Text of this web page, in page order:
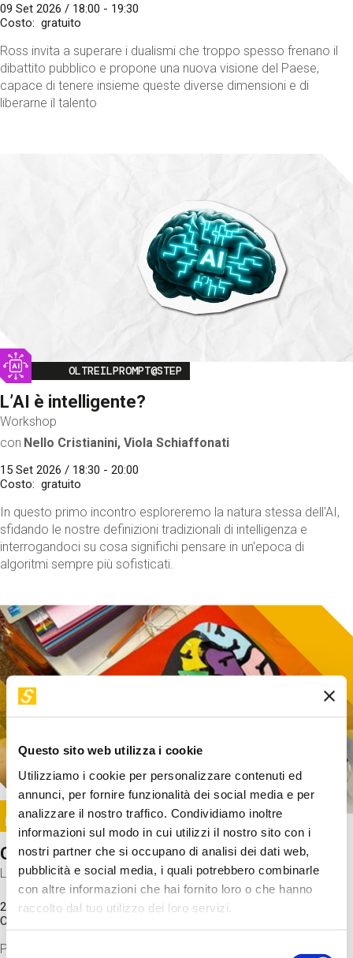
Questo sito web utilizza i cookie
Utilizziamo i cookie per personalizzare contenuti ed
annunci, per fornire funzionalità dei social media e per
analizzare il nostro traffico. Condividiamo inoltre
informazioni sul modo in cui utilizzi il nostro sito con i
nostri partner che si occupano di analisi dei dati web,
pubblicità e social media, i quali potrebbero combinarle
con altre informazioni che hai fornito loro o che hanno
raccolto dal tuo utilizzo dei loro servizi.
Selezione
09 Set 2026 / 18:00 - 19:30
Costo
gratuito
Ross invita a superare i dualismi che troppo spesso frenano il
dibattito pubblico e propone una nuova visione del Paese,
capace di tenere insieme queste diverse dimensioni e di
liberarne il talento
Image
OLTREILPROMPT@STEP
L’AI è intelligente?
Workshop
con Nello Cristianini, Viola Schiaffonati
15 Set 2026 / 18:30 - 20:00
Costo
gratuito
In questo primo incontro esploreremo la natura stessa dell'AI,
sfidando le nostre definizioni tradizionali di intelligenza e
interrogandoci su cosa significhi pensare in un'epoca di
algoritmi sempre più sofisticati.
Image
SUNDAY@STEP
Come funziona il cervello?
Laboratorio
20 Set 2026 / 11:15 - 13:00
Costo
Proveremo a costruire un cervello in cartoncino cercando di